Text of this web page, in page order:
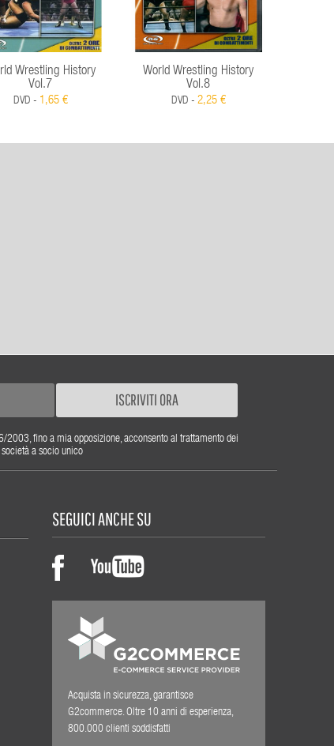
Wrestling History
Vol.7
DVD - 1,65 €
World Wrestling History
Vol.8
DVD - 2,25 €
ISCRIVITI ORA
fino a mia opposizione, acconsento al trattamento dei
a socio unico
SEGUICI ANCHE SU
Acquista in sicurezza, garantisce
G2commerce. Oltre 10 anni di esperienza,
800.000 clienti soddisfatti